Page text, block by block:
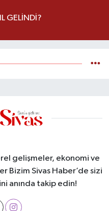
GELİNDİ?
gelişmeler, ekonomi ve
Bizim Sivas Haber’de sizi
anında takip edin!